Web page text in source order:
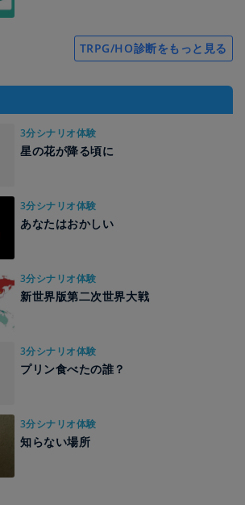
TRPG/HO診断をもっと見る
3分シナリオ体験
星の花が降る頃に
3分シナリオ体験
あなたはおかしい
3分シナリオ体験
新世界版第二次世界大戦
3分シナリオ体験
プリン食べたの誰？
3分シナリオ体験
知らない場所